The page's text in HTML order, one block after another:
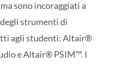
sono incoraggiati a
strumenti di
agli studenti: Altair®
e Altair® PSIM™. I